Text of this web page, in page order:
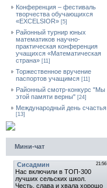
Конференция – фестиваль
творчества обучающихся
«EXCELSIOR» [5]
Районный турнир юных
математиков научно-
практическая конференция
учащихся «Математическая
страна» [11]
Торжественное вручение
паспортов учащимся [11]
Районный смотр-конкурс "Мы
этой памяти верны" [24]
Международный день счастья
[13]
Мини-чат